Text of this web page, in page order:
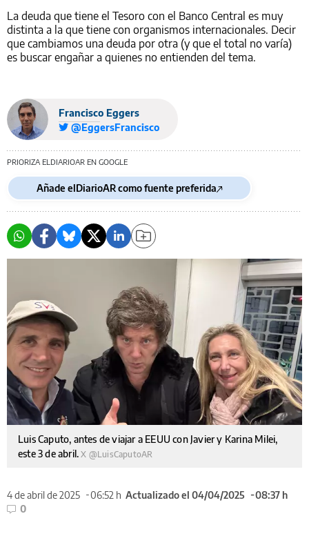
La deuda que tiene el Tesoro con el Banco Central es muy
distinta a la que tiene con organismos internacionales. Decir
que cambiamos una deuda por otra (y que el total no varía)
es buscar engañar a quienes no entienden del tema.
Francisco Eggers
@EggersFrancisco
PRIORIZA ELDIARIOAR EN GOOGLE
Añade elDiarioAR como fuente preferida
Luis Caputo, antes de viajar a EEUU con Javier y Karina Milei,
este 3 de abril.X @LuisCaputoAR
4 de abril de 2025 06:52 h Actualizado el 04/04/2025
08:37 h
0